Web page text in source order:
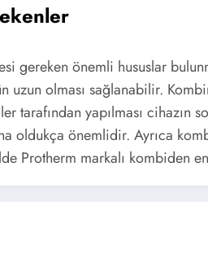
gereken önemli hususlar
uzun olması sağlanabilir.
yapılması cihazın
oldukça önemlidir. Ayrıca
Protherm markalı kombiden